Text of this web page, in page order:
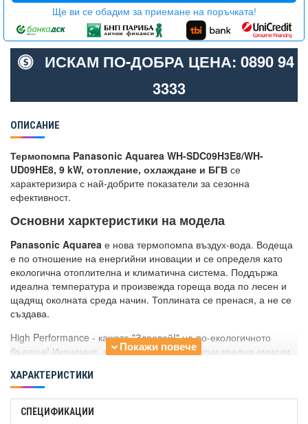
Ще ви се обадим за приемане на поръчката!
ИСКАМ ПО-ДОБРА ЦЕНА: 0890 94
3333
ОПИСАНИЕ
Термопомпа Panasonic Aquarea WH-SDC09H3E8/WH-
UD09HE8, 9 kW, отопление, охлаждане и БГВ се
характеризира с най-добрите показатели за сезонна
ефективност.
Основни харктеристики на модела
Panasonic Aquarea е нова термопомпа въздух-вода. Водеща
е по отношение на енергийни иновации и се определя като
екологична отоплителна и климатична система. Поддържа
идеална температура и произвежда гореща вода по лесен и
щадящ околната среда начин. Топлината се пренася, а не се
създава.
High Performance - кажете "Здравей!" на по-екологичното
бъдеще! Икономия, ефективност, минимални вредни емисии
термопомпите на Panasonic.
"Зелено" високоефективно отопление -Термопомпа Panasonic
Aquarea WH-SDC0709J3E5/WH-UD07JE5, 7 kW, отопление,
ХАРАКТЕРИСТИКИ
СПЕЦИФИКАЦИИ